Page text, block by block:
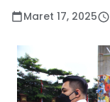
Maret 17, 2025